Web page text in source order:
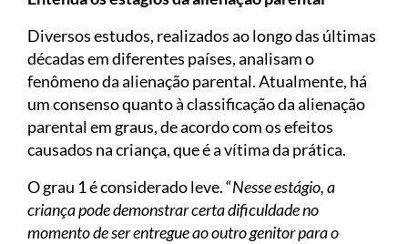
Diversos estudos, realizados ao longo das últimas
décadas em diferentes países, analisam o
fenômeno da alienação parental. Atualmente, há
um consenso quanto à classificação da alienação
parental em graus, de acordo com os efeitos
causados na criança, que é a vítima da prática.
O grau 1 é considerado leve. “Nesse estágio, a
criança pode demonstrar certa dificuldade no
momento de ser entregue ao outro genitor para o